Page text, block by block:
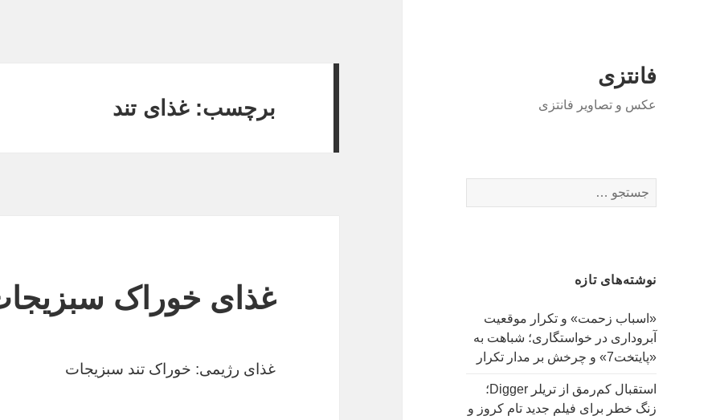
فانتزی
عکس و تصاویر فانتزی
س
ب
ا
ی
:
نوشته‌های تازه
«اسباب زحمت» و تکرار موقعیت
آبروداری در خواستگاری؛ شباهت به
«پایتخت7» و چرخش بر مدار تکرار
استقبال کم‌رمق از تریلر Digger؛
زنگ خطر برای فیلم جدید تام کروز و
برچسب: غذای تند
غذای خوراک
غذای رژیمی: خوراک تند سبزیجات